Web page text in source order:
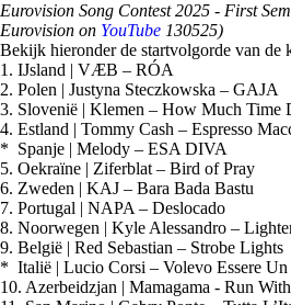
Eurovision Song Contest 2025 - First
Eurovision on YouTube 130525)
Bekijk hieronder de startvolgorde van de
1. IJsland | VÆB – RÓA
2. Polen | Justyna Steczkowska – GAJA
3. Slovenië | Klemen – How Much Time
4. Estland | Tommy Cash – Espresso
* Spanje | Melody – ESA DIVA
5. Oekraïne | Ziferblat – Bird of Pray
6. Zweden | KAJ – Bara Bada Bastu
7. Portugal | NAPA – Deslocado
8. Noorwegen | Kyle Alessandro –
9. België | Red Sebastian – Strobe Lights
* Italië | Lucio Corsi – Volevo Essere
10. Azerbeidzjan | Mamagama - Run